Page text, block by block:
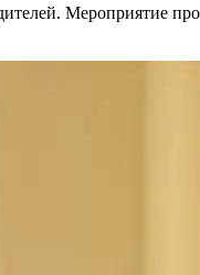
Мероприятие